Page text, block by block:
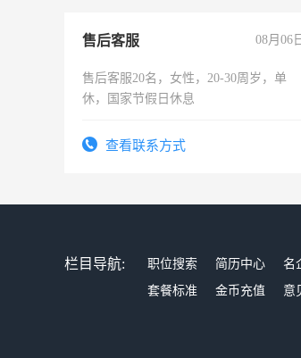
售后客服 08月06
售后客服20名，女性，20-30周岁，单
休，国家节假日休息
查看联系方式
栏目导航: 职位搜索 简历中心 名
套餐标准
金币充值 意